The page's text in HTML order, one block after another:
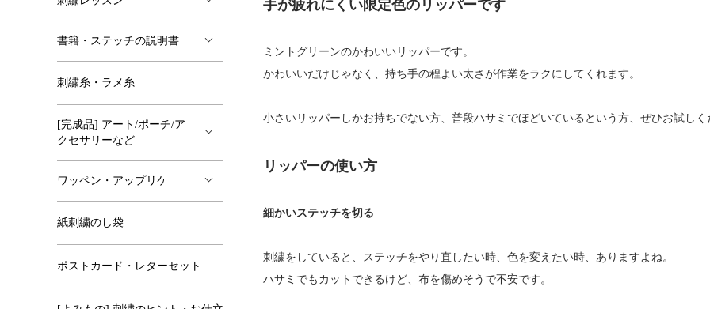
手が疲れにくい限定色のリッパーです
ミントグリーンのかわいいリッパーです。
かわいいだけじゃなく、持ち手の程よい太さが作業をラクにしてくれます。
小さいリッパーしかお持ちでない方、普段ハサミでほどいているという方、ぜひお試しく
リッパーの使い方
細かいステッチを切る
刺繍をしていると、ステッチをやり直したい時、色を変えたい時、ありますよね。
ハサミでもカットできるけど、布を傷めそうで不安です。
書籍・ステッチの説明書
刺繍糸・ラメ糸
[完成品] アート/ポーチ/ア
クセサリーなど
ワッペン・アップリケ
紙刺繍のし袋
ポストカード・レターセット